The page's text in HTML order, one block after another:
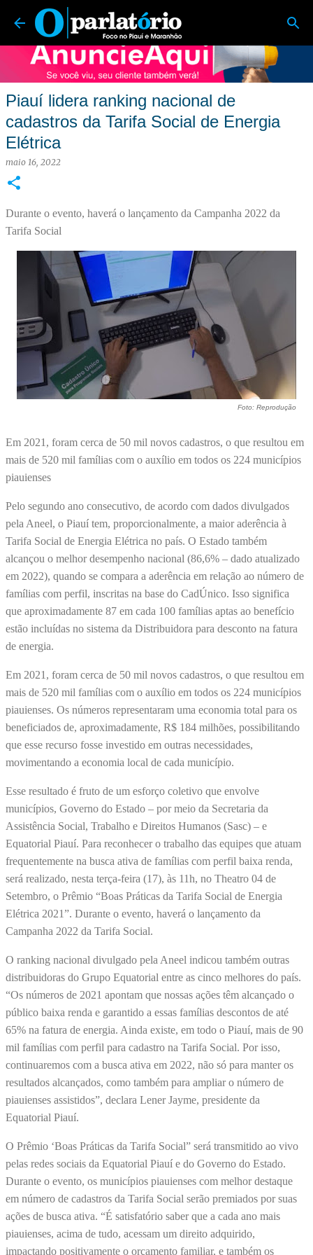
Pular para o conteúdo principal
O Parlatório | Foco no Piauí e Maranhão
Piauí lidera ranking nacional de
cadastros da Tarifa Social de Energia
Elétrica
maio 16, 2022
Durante o evento, haverá o lançamento da Campanha 2022 da
Tarifa Social
Foto: Reprodução
Em 2021, foram cerca de 50 mil novos cadastros, o que resultou em
mais de 520 mil famílias com o auxílio em todos os 224 municípios
piauienses
Pelo segundo ano consecutivo, de acordo com dados divulgados
pela Aneel, o Piauí tem, proporcionalmente, a maior aderência à
Tarifa Social de Energia Elétrica no país. O Estado também
alcançou o melhor desempenho nacional (86,6% – dado atualizado
em 2022), quando se compara a aderência em relação ao número de
famílias com perfil, inscritas na base do CadÚnico. Isso significa
que aproximadamente 87 em cada 100 famílias aptas ao benefício
estão incluídas no sistema da Distribuidora para desconto na fatura
de energia.
Em 2021, foram cerca de 50 mil novos cadastros, o que resultou em
mais de 520 mil famílias com o auxílio em todos os 224 municípios
piauienses. Os números representaram uma economia total para os
beneficiados de, aproximadamente, R$ 184 milhões, possibilitando
que esse recurso fosse investido em outras necessidades,
movimentando a economia local de cada município.
Esse resultado é fruto de um esforço coletivo que envolve
municípios, Governo do Estado – por meio da Secretaria da
Assistência Social, Trabalho e Direitos Humanos (Sasc) – e
Equatorial Piauí. Para reconhecer o trabalho das equipes que atuam
frequentemente na busca ativa de famílias com perfil baixa renda,
será realizado, nesta terça-feira (17), às 11h, no Theatro 04 de
Setembro, o Prêmio “Boas Práticas da Tarifa Social de Energia
Elétrica 2021”. Durante o evento, haverá o lançamento da
Campanha 2022 da Tarifa Social.
O ranking nacional divulgado pela Aneel indicou também outras
distribuidoras do Grupo Equatorial entre as cinco melhores do país.
“Os números de 2021 apontam que nossas ações têm alcançado o
público baixa renda e garantido a essas famílias descontos de até
65% na fatura de energia. Ainda existe, em todo o Piauí, mais de 90
mil famílias com perfil para cadastro na Tarifa Social. Por isso,
continuaremos com a busca ativa em 2022, não só para manter os
resultados alcançados, como também para ampliar o número de
piauienses assistidos”, declara Lener Jayme, presidente da
Equatorial Piauí.
O Prêmio ‘Boas Práticas da Tarifa Social” será transmitido ao vivo
pelas redes sociais da Equatorial Piauí e do Governo do Estado.
Durante o evento, os municípios piauienses com melhor destaque
em número de cadastros da Tarifa Social serão premiados por suas
ações de busca ativa. “É satisfatório saber que a cada ano mais
piauienses, acima de tudo, acessam um direito adquirido,
impactando positivamente o orçamento familiar, e também os